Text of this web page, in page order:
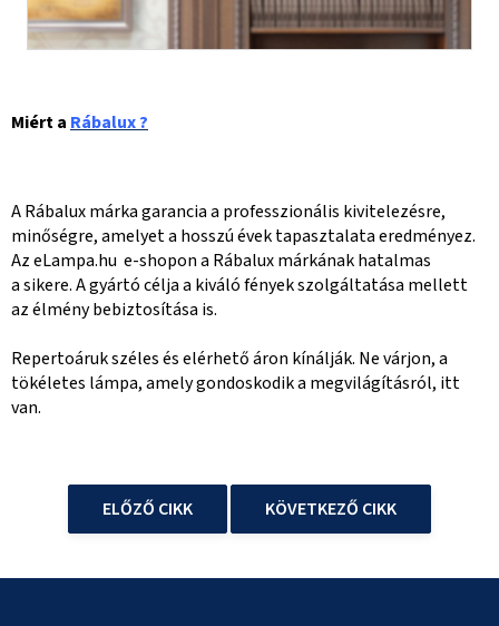
Miért a Rábalux ?
A Rábalux márka garancia a professzionális kivitelezésre,
minőségre, amelyet a hosszú évek tapasztalata eredményez.
Az eLampa.hu e-shopon a Rábalux márkának hatalmas
a sikere. A gyártó célja a kiváló fények szolgáltatása mellett
az élmény bebiztosítása is.
Repertoáruk széles és elérhető áron kínálják. Ne várjon, a
tökéletes lámpa, amely gondoskodik a megvilágításról, itt
van.
ELŐZŐ CIKK KÖVETKEZŐ CIKK